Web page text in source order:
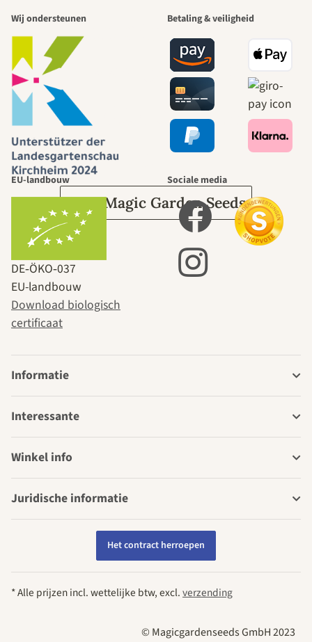
mooiste paden
naar onszelf
leidt door de
tuin.
Over Magic Garden Seeds
Wij ondersteunen Betaling & veiligheid
EU-landbouw
DE‑ÖKO‑037
EU-landbouw
Download biologisch
certificaat
Sociale media
Informatie
Interessante
Winkel info
Juridische informatie
Het contract herroepen
* Alle prijzen incl. wettelijke btw, excl.verzending
© Magicgardenseeds GmbH 2023